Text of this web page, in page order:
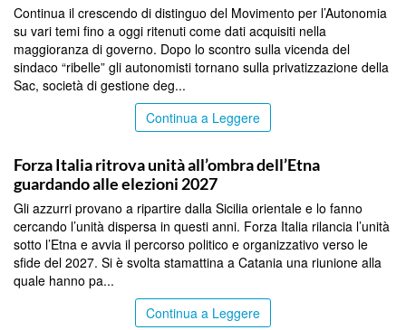
Continua il crescendo di distinguo del Movimento per l’Autonomia
su vari temi fino a oggi ritenuti come dati acquisiti nella
maggioranza di governo. Dopo lo scontro sulla vicenda del
sindaco “ribelle” gli autonomisti tornano sulla privatizzazione della
Sac, società di gestione deg...
Continua a Leggere
Forza Italia ritrova unità all’ombra dell’Etna
guardando alle elezioni 2027
Gli azzurri provano a ripartire dalla Sicilia orientale e lo fanno
cercando l’unità dispersa in questi anni. Forza Italia rilancia l’unità
sotto l’Etna e avvia il percorso politico e organizzativo verso le
sfide del 2027. Si è svolta stamattina a Catania una riunione alla
quale hanno pa...
Continua a Leggere